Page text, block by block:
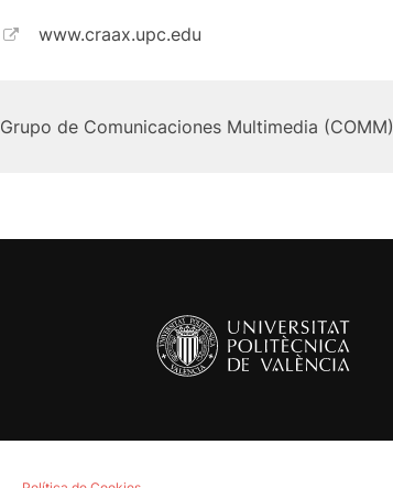
www.craax.upc.edu
Grupo de Comunicaciones Multimedia (COMM)